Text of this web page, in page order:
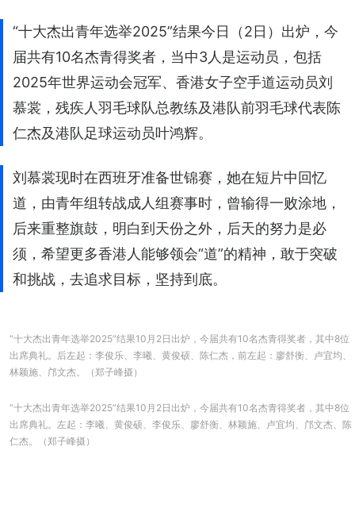
“十大杰出青年选举2025”结果今日（2日）出炉，今
届共有10名杰青得奖者，当中3人是运动员，包括
2025年世界运动会冠军、香港女子空手道运动员刘
慕裳，残疾人羽毛球队总教练及港队前羽毛球代表陈
仁杰及港队足球运动员叶鸿辉。
刘慕裳现时在西班牙准备世锦赛，她在短片中回忆
道，由青年组转战成人组赛事时，曾输得一败涂地，
后来重整旗鼓，明白到天份之外，后天的努力是必
须，希望更多香港人能够领会“道”的精神，敢于突破
和挑战，去追求目标，坚持到底。
“十大杰出青年选举2025”结果10月2日出炉，今届共有10名杰青得奖者，其中8位
出席典礼。后左起：李俊乐、李曦、黄俊硕、陈仁杰，前左起：廖舒衡、卢宜均、
林颖施、邝文杰。（郑子峰摄）
“十大杰出青年选举2025”结果10月2日出炉，今届共有10名杰青得奖者，其中8位
出席典礼。左起：李曦、黄俊硕、李俊乐、廖舒衡、林颖施、卢宜均、邝文杰、陈
仁杰。（郑子峰摄）